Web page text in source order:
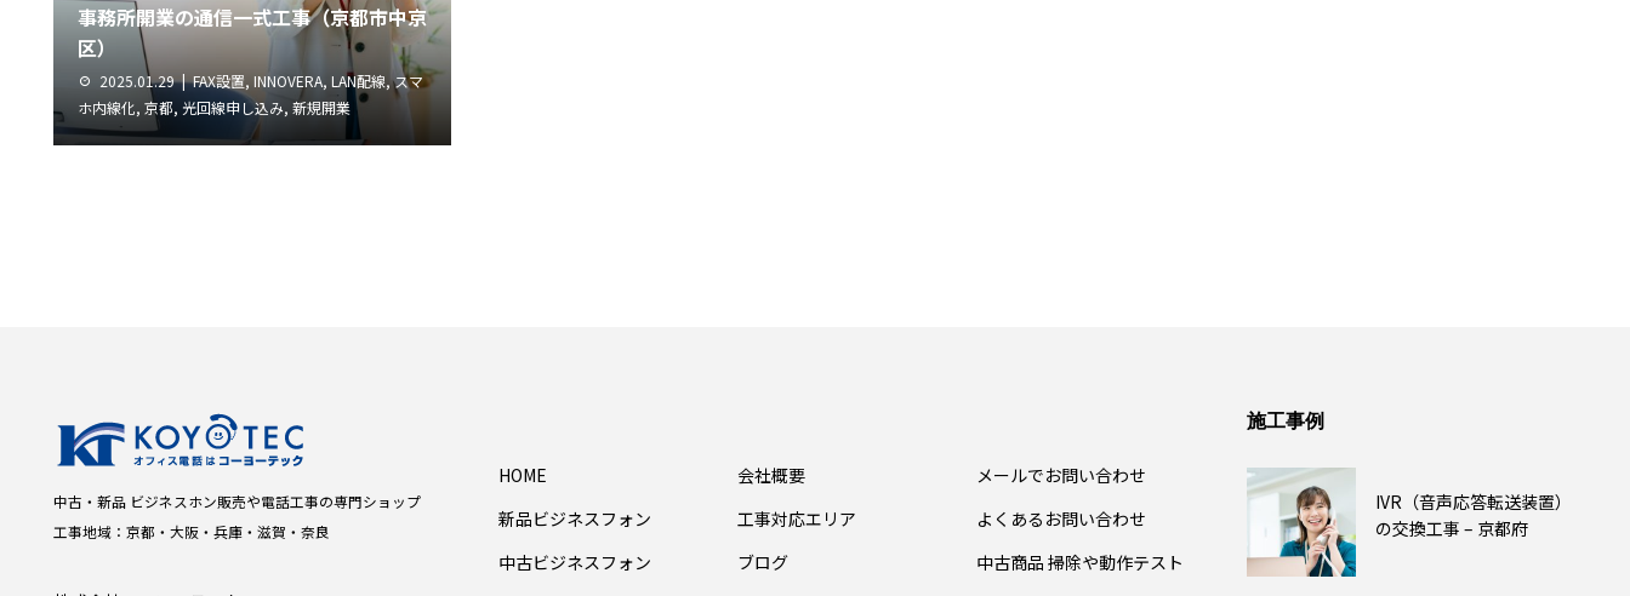
事務所開業の通信一式工事（京都市中京
区）
2025.01.29 FAX設置, INNOVERA, LAN配線,スマ
ホ内線化, 京都, 光回線申し込み, 新規開業
中古・新品 ビジネスホン販売や電話工事の専門ショップ
工事地域：京都・大阪・兵庫・滋賀・奈良
HOME
新品ビジネスフォン
中古ビジネスフォン
会社概要
工事対応エリア
ブログ
メールでお問い合わせ
よくあるお問い合わせ
中古商品 掃除や動作テスト
施工事例
IVR（音声応答転送装置）
の交換工事 – 京都府